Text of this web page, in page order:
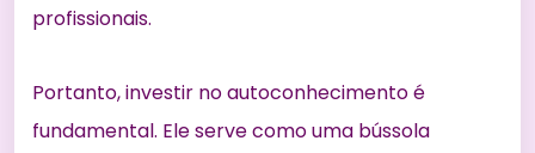
profissionais.
Portanto, investir no autoconhecimento é
fundamental. Ele serve como uma bússola